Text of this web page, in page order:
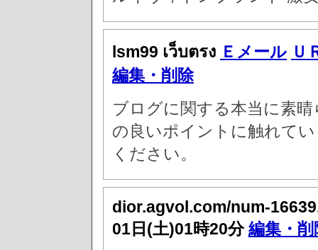
lsm99 เว็บตรง Ｅメール Ｕ
編集・削除
ブログに関する本当に素
の良いポイントに触れて
ください。
dior.agvol.com/num-
01日(土)01時20分編集・削